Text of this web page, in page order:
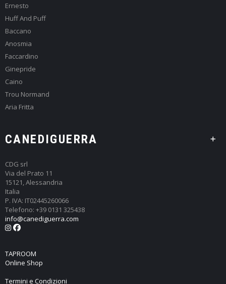
Ernesto
Huff And Puff
Baccano
Anosmia
Faccardino
Ginepride
Caino
Trou Normand
Aria Fritta
CANEDIGUERRA
CDG srl
Via del Prato 11
15121, Alessandria
Italia
P. IVA: IT02445260066
Telefono: +39 0131 325438
info@canediguerra.com
TAPROOM
Online Shop
Termini e Condizioni